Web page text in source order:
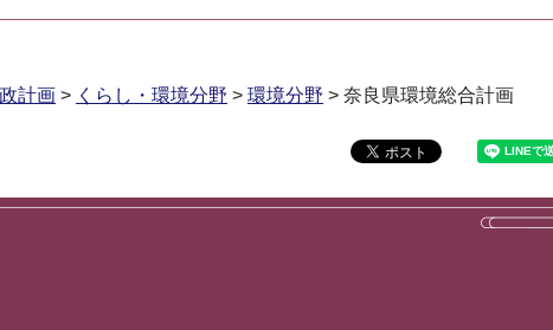
計画 > くらし・環境分野 > 環境分野 > 奈良県環境総合計画